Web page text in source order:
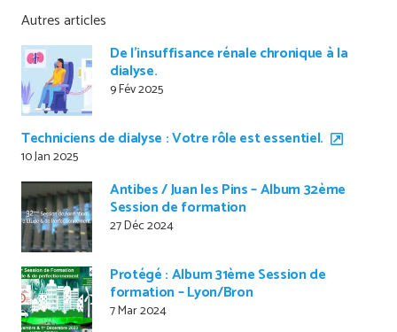
Autres articles
De l’insuffisance rénale chronique à la
dialyse.
9 Fév 2025
Techniciens de dialyse : Votre rôle est essentiel.
10 Jan 2025
Antibes / Juan les Pins – Album 32ème
Session de formation
27 Déc 2024
Protégé : Album 31ème Session de
formation – Lyon/Bron
7 Mar 2024